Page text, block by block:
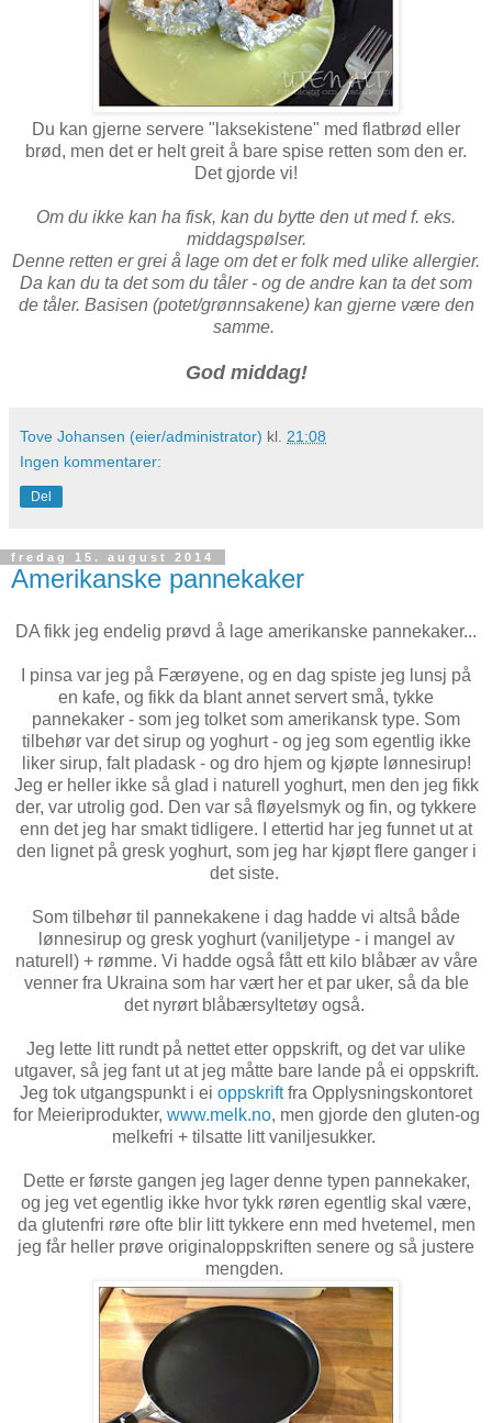
Du kan gjerne servere "laksekistene" med flatbrød eller
brød, men det er helt greit å bare spise retten som den er.
Det gjorde vi!
Om du ikke kan ha fisk, kan du bytte den ut med f. eks.
middagspølser.
Denne retten er grei å lage om det er folk med ulike allergier.
Da kan du ta det som du tåler - og de andre kan ta det som
de tåler. Basisen (potet/grønnsakene) kan gjerne være den
samme.
God middag!
Tove Johansen (eier/administrator) kl. 21:08
Ingen kommentarer:
Del
fredag 15. august 2014
Amerikanske pannekaker
DA fikk jeg endelig prøvd å lage amerikanske pannekaker...
I pinsa var jeg på Færøyene, og en dag spiste jeg lunsj på
en kafe, og fikk da blant annet servert små, tykke
pannekaker - som jeg tolket som amerikansk type. Som
tilbehør var det sirup og yoghurt - og jeg som egentlig ikke
liker sirup, falt pladask - og dro hjem og kjøpte lønnesirup!
Jeg er heller ikke så glad i naturell yoghurt, men den jeg fikk
der, var utrolig god. Den var så fløyelsmyk og fin, og tykkere
enn det jeg har smakt tidligere. I ettertid har jeg funnet ut at
den lignet på gresk yoghurt, som jeg har kjøpt flere ganger i
det siste.
Som tilbehør til pannekakene i dag hadde vi altså både
lønnesirup og gresk yoghurt (vaniljetype - i mangel av
naturell) + rømme. Vi hadde også fått ett kilo blåbær av våre
venner fra Ukraina som har vært her et par uker, så da ble
det nyrørt blåbærsyltetøy også.
Jeg lette litt rundt på nettet etter oppskrift, og det var ulike
utgaver, så jeg fant ut at jeg måtte bare lande på ei oppskrift.
Jeg tok utgangspunkt i ei oppskriftfra Opplysningskontoret
for Meieriprodukter, www.melk.no, men gjorde den gluten-og
melkefri + tilsatte litt vaniljesukker.
Dette er første gangen jeg lager denne typen pannekaker,
og jeg vet egentlig ikke hvor tykk røren egentlig skal være,
da glutenfri røre ofte blir litt tykkere enn med hvetemel, men
jeg får heller prøve originaloppskriften senere og så justere
mengden.